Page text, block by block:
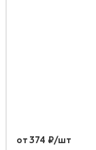
от 374 ₽/шт